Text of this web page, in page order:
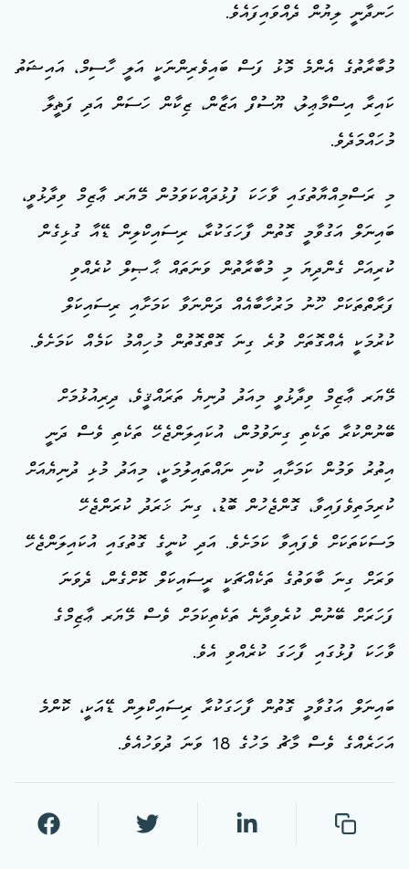
ހަނދާނީ ލިޔުން ދެއްވައިފައެވެ.
މުބާރާތުގެ އެންމެ މޮޅު ފަސް ބައިވެރިންނަކީ އަލީ ހާސިމް، އައިޝަތު
ކައިރާ އިސްމާޢިލު، ޔޫސުފް އަޒާން، ޒިކާން ހަސަން އަދި ފަޡީލާ
މުހައްމަދެވެ.
މި ރަސްމިއްޔާތުގައި ވާހަކަ ފުޅުދައްކަވަމުން މޭޔަރ ޢާޒިމް ވިދާޅުވީ،
ބައިނަލް އަގުވާމީ ގޮތުން ފާހަގަކުރާ، ރިސައިކްލިން ޑޭއާ ގުޅިގެން
ކުރިއަށް ގެންދިޔަ މި މުބާރާތުން ވަނަތައް ޙާޞިލް ކުރެއްވި
ފަރާތްތަކަށް ހޫނު މަރުހާބާއެއް ދަންނަވާ ކަމަށާއި ރިސައިކަލް
ކުރުމަކީ އެއްގޮތަށް ވުރެ ގިނަ ގޮތްގޮތުން މުހިއްމު ކަމެއް ކަމަށެވެ.
މޭޔަރ ޢާޒިމް ވިދާޅުވީ މިއަދު ދުނިޔެ ތަރައްޤީވެ، ދިރިއުޅުމަށް
ބޭނުންކުރާ ތަކެތި ގިނަވުމުން، އުކައިލަންޖެހޭ ތަކެތި ވެސް ދަނީ
އިތުރު ވަމުން ކަމަށާއި ކުނި ނައްތައިލުމަކީ، މިއަދު މުޅި ދުނިޔެއަށް
ކުރިމަތިވެފައިވާ، ގޮންޖެހުން ބޮޑު، ގިނަ ޚަރަދު ކުރަންޖެހޭ
މަސަކަތަކަށް ވެފައިވާ ކަމަށެވެ. އަދި ކުނީގެ ގޮތުގައި އުކައިލަންޖެހޭ
ވަރަށް ގިނަ ބާވަތުގެ ތަކެއްޗަކީ ރީސައިކަލް ކޮށްގެން، ދެވަނަ
ފަހަރަށް ބޭނުން ކުރެވިދާނެ ތަކެތިކަމަށް ވެސް މޭޔަރ ޢާޒިމްގެ
ވާހަކަ ފުޅުގައި ފާހަގަ ކުރެއްވި އެވެ.
ބައިނަލް އަގުވާމީ ގޮތުން ފާހަގަކުރާ ރިސައިކްލިން ޑޭއަކީ، ކޮންމެ
އަހަރެއްގެ ވެސް މާޗު މަހުގެ 18 ވަނަ ދުވަހުއެވެ.